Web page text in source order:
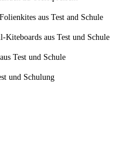
aus Test and Schule
aus Test und Schule
Test und Schule
und Schulung